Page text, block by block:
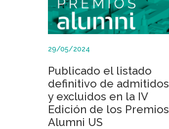
29/05/2024
Publicado el listado
definitivo de admitidos
y excluidos en la IV
Edición de los Premios
Alumni US